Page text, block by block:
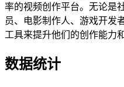
率的视频创作平台。无论是
员、电影制作人、游戏开发
工具来提升他们的创作能力
数据统计